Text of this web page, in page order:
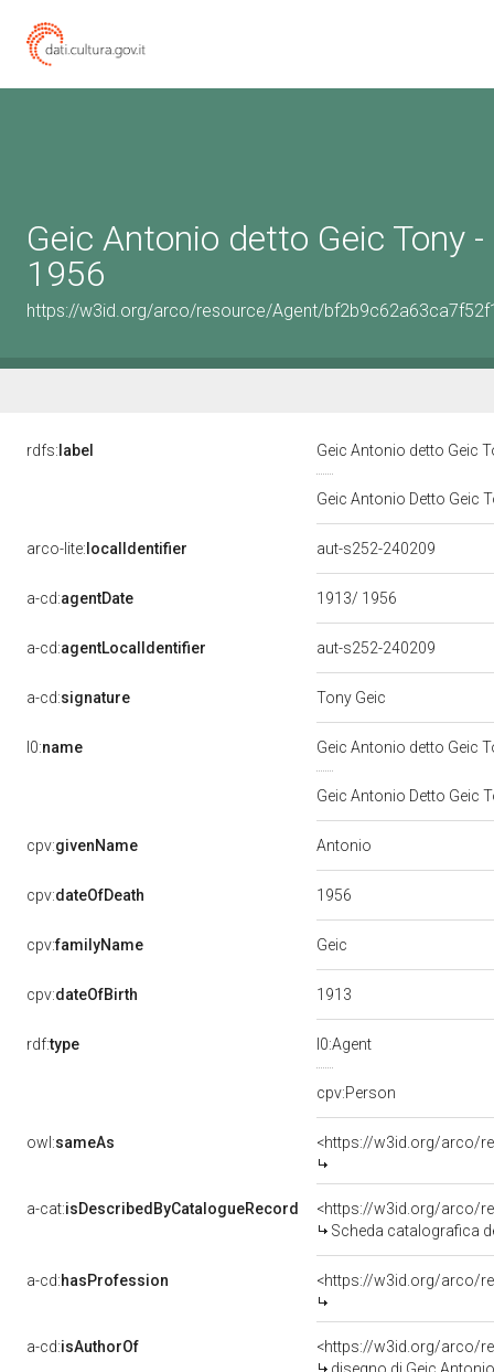
Geic Antonio detto Geic Tony
1956
https://w3id.org/arco/resource/Agent/
rdfs: label Geic Antonio detto Geic
Geic Antonio Detto Geic
arco-lite: localIdentifier aut-s252-240209
a-cd:agentDate 1913/ 1956
a-cd:agentLocalIdentifier aut-s252-240209
a-cd:signature Tony Geic
l0:name Geic Antonio detto Geic
Geic Antonio Detto Geic
cpv:givenName Antonio
cpv:dateOfDeath 1956
cpv:familyName Geic
cpv:dateOfBirth 1913
rdf:type l0:Agent
cpv:Person
owl:sameAs <https://w3id.org/arco/
a-cat:isDescribedByCatalogueRecord
<https://w3id.org/arco/
Scheda catalografica
a-cd:hasProfession <https://w3id.org/arco/
a-cd:isAuthorOf
<https://w3id.org/arco/